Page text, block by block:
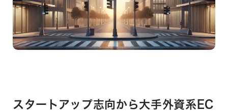
スタートアップ志向から大手外資系EC